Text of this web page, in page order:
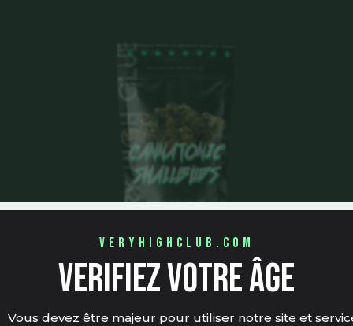
Cannatonic SmallBuds
CBD ⚡
veryhighclub.com
verifiez votre âge
Vous devez être majeur pour utiliser notre site et